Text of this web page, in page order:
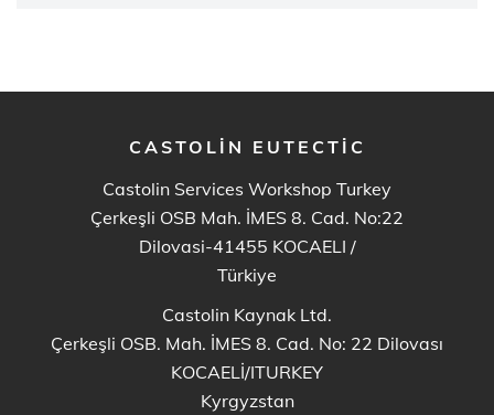
CASTOLIN EUTECTIC
Castolin Services Workshop Turkey
Çerkeşli OSB Mah. İMES 8. Cad. No:22
Dilovasi-41455 KOCAELI /
Türkiye
Castolin Kaynak Ltd.
Çerkeşli OSB. Mah. İMES 8. Cad. No: 22 Dilovası
KOCAELİ/ITURKEY
Kyrgyzstan